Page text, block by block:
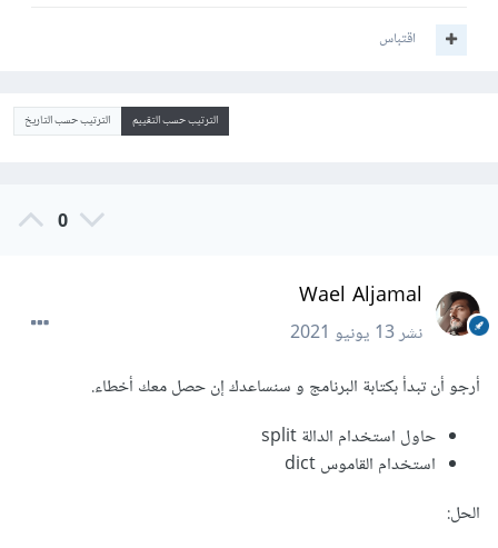
اقتباس
الترتيب حسب التقييم الترتيب حسب التاريخ
0
Wael Aljamal
نشر13 يونيو 2021
أرجو أن تبدأ بكتابة البرنامج و سنساعدك إن حصل معك أخطاء.
حاول استخدام الدالة split
استخدام القاموس dict
الحل: